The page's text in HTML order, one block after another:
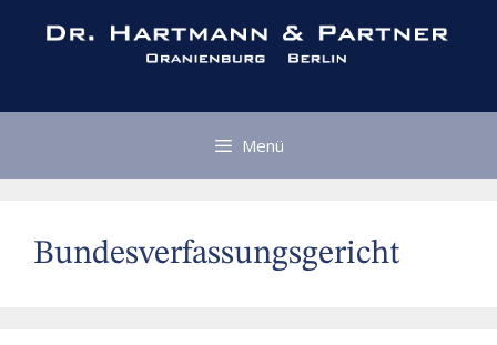
Menü
Bundesverfassungsgericht